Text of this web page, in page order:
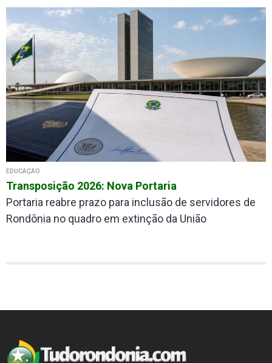
EDUCAÇÃO
Transposição 2026: Nova Portaria
Portaria reabre prazo para inclusão de servidores de
Rondônia no quadro em extinção da União